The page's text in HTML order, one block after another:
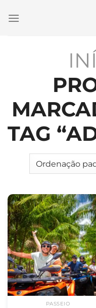
TAG
PASSEIO